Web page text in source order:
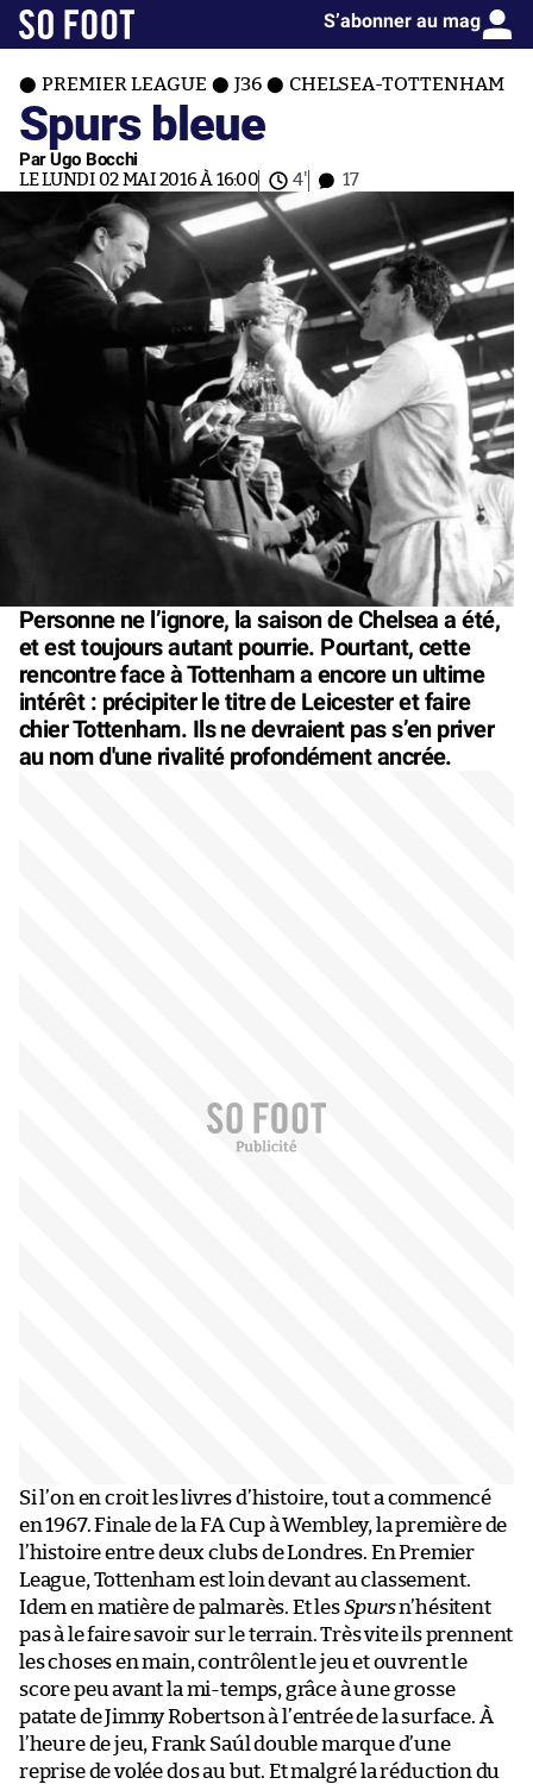
S’abonner au mag
PREMIER LEAGUE J36 CHELSEA-TOTTENHAM
Spurs bleue
Par Ugo Bocchi
LE LUNDI 02 MAI 2016 À 16:00 4' 17
Personne ne l’ignore, la saison de Chelsea a été,
et est toujours autant pourrie. Pourtant, cette
rencontre face à Tottenham a encore un ultime
intérêt : précipiter le titre de Leicester et faire
chier Tottenham. Ils ne devraient pas s’en priver
au nom d'une rivalité profondément ancrée.
Si l’on en croit les livres d’histoire, tout a commencé
en 1967. Finale de la FA Cup à Wembley, la première de
l’histoire entre deux clubs de Londres. En Premier
League, Tottenham est loin devant au classement.
Idem en matière de palmarès. Et lesSpursn’hésitent
pas à le faire savoir sur le terrain. Très vite ils prennent
les choses en main, contrôlent le jeu et ouvrent le
score peu avant la mi-temps, grâce à une grosse
patate de Jimmy Robertson à l’entrée de la surface. À
l’heure de jeu, Frank Saúl double marque d’une
reprise de volée dos au but. Et malgré la réduction du